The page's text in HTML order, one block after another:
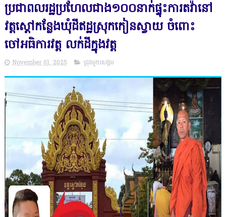
ប្រជាពលរដ្ឋប្រហែលជាង១០០នាក់ផ្ទុះការតវ៉ានៅ
វត្តស្ដៅកន្លែងឃុំដីឥដ្ឋស្រុកកៀនស្វាយ ចំពោះ
ចៅអធិការវត្ត លក់ដីក្នុងវត្ត
November 01, 2025 ជ្រុងមួយសង្គម